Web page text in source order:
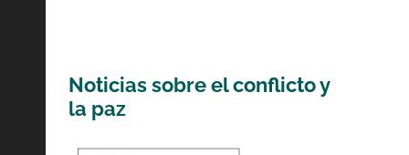
Noticias sobre el conflicto y
la paz